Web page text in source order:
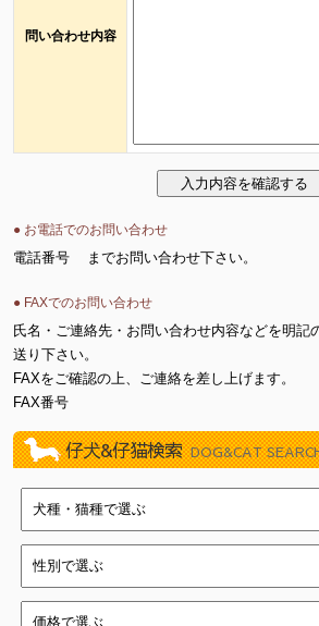
問い合わせ内容
● お電話でのお問い合わせ
電話番号
までお問い合わせ下さい。
● FAXでのお問い合わせ
氏名・ご連絡先・お問い合わせ内容などを明記
送り下さい。
FAXをご確認の上、ご連絡を差し上げます。
FAX番号
仔犬&仔猫検索 DOG&CAT